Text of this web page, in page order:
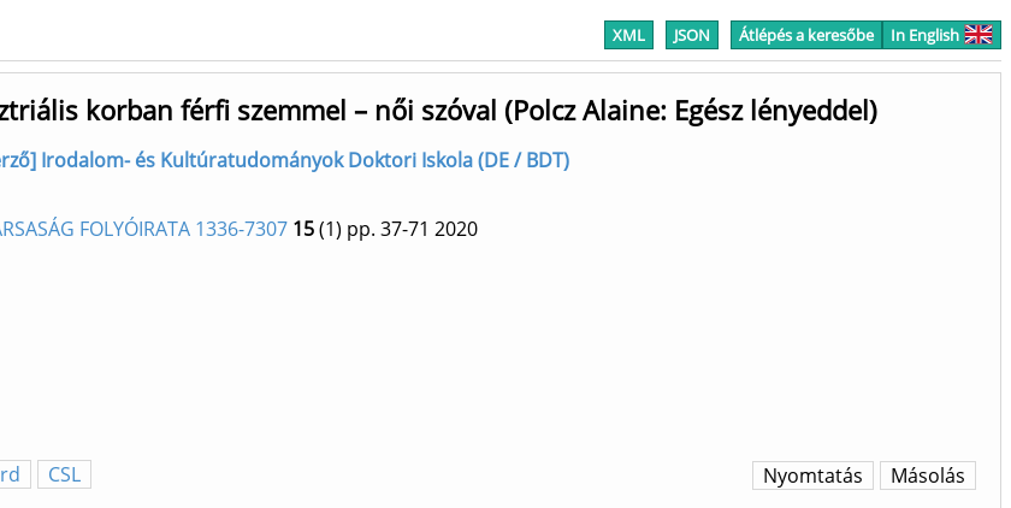
XML JSON Átlépés a keresőbe In English
korban férfi szemmel – női szóval (Polcz Alaine: Egész lényeddel)
Irodalom- és Kultúratudományok Doktori Iskola (DE / BDT)
FOLYÓIRATA 1336-7307 15(1) pp. 37-71 2020
CSL Másolás
Nyomtatás